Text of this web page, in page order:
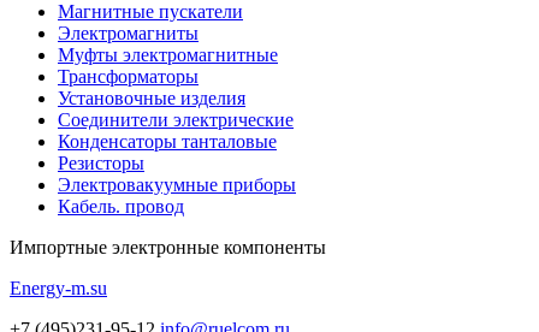
Магнитные пускатели
Электромагниты
Муфты электромагнитные
Трансформаторы
Установочные изделия
Соединители электрические
Конденсаторы танталовые
Резисторы
Электровакуумные приборы
Кабель. провод
Импортные электронные компоненты
Energy-m.su